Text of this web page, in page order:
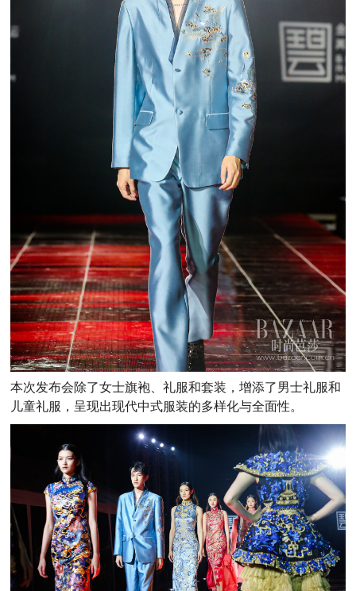
本次发布会除了女士旗袍、礼服和套装，增添了男士礼服和
儿童礼服，呈现出现代中式服装的多样化与全面性。